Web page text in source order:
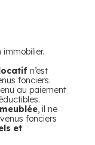
n’est
fonciers.
au paiement
, il ne
fonciers
et